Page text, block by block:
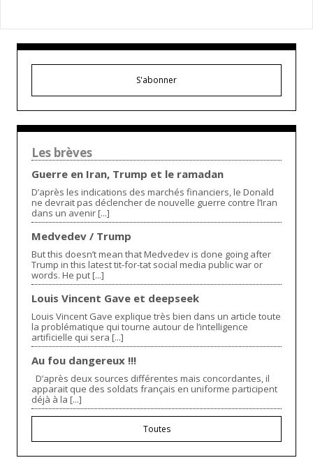
S'abonner
Les brèves
Guerre en Iran, Trump et le ramadan
D’après les indications des marchés financiers, le Donald
ne devrait pas déclencher de nouvelle guerre contre l’Iran
dans un avenir [...]
Medvedev / Trump
But this doesn’t mean that Medvedev is done going after
Trump in this latest tit-for-tat social media public war or
words. He put [...]
Louis Vincent Gave et deepseek
Louis Vincent Gave explique très bien dans un article toute
la problématique qui tourne autour de l’intelligence
artificielle qui sera [...]
Au fou dangereux !!!
D’après deux sources différentes mais concordantes, il
apparait que des soldats français en uniforme participent
déjà à la [...]
Toutes